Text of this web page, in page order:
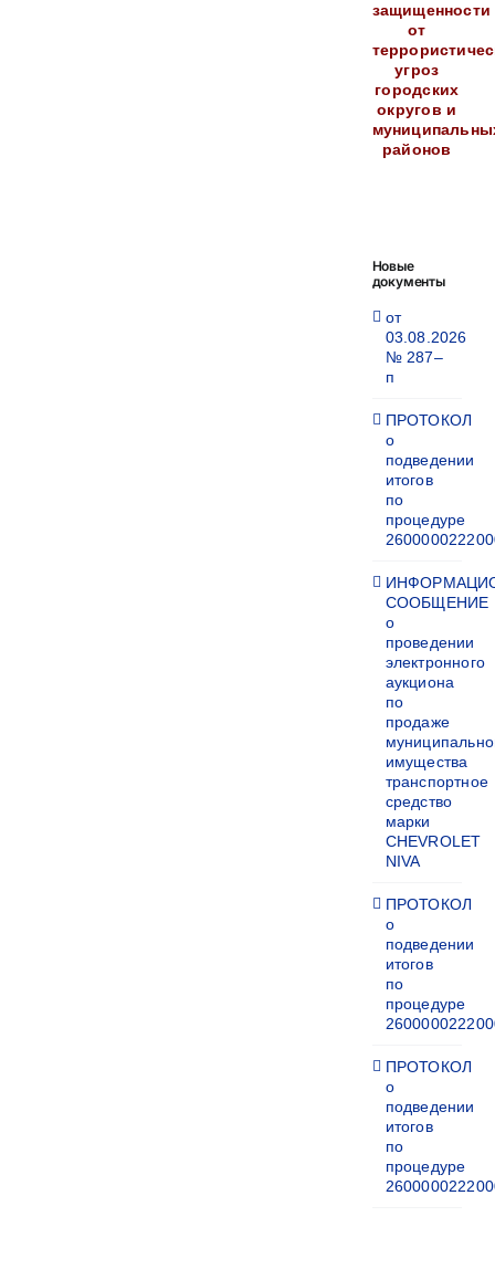
защищенности
от
угроз
городских
округов и
районов
Новые
документы
от
03.08.2026
№ 287–
п
ПРОТОКОЛ
о
подведении
итогов
по
процедуре
СООБЩЕНИЕ
о
проведении
электронного
аукциона
по
продаже
имущества
транспортное
средство
марки
CHEVROLET
NIVA
ПРОТОКОЛ
о
подведении
итогов
по
процедуре
ПРОТОКОЛ
о
подведении
итогов
по
процедуре